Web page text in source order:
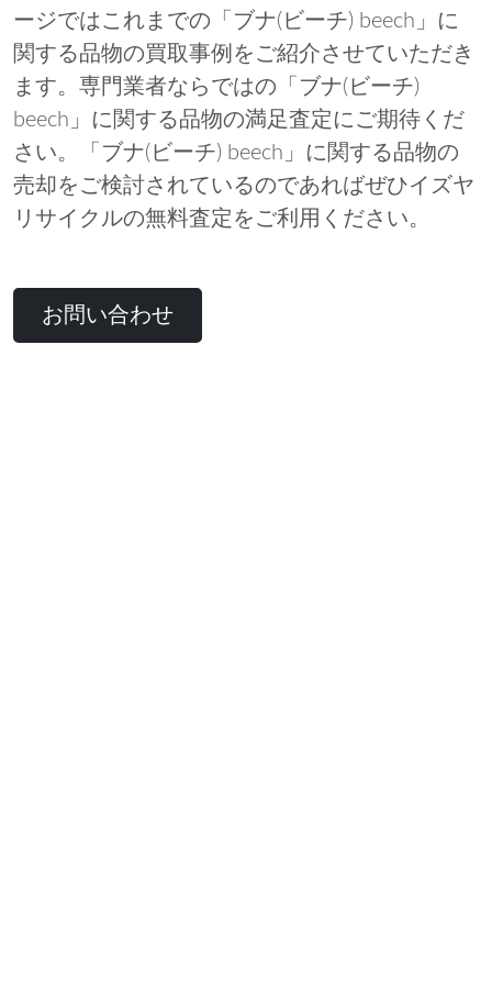
ージではこれまでの「ブナ(ビーチ) beech」に
関する品物の買取事例をご紹介させていただき
ます。専門業者ならではの「ブナ(ビーチ)
beech」に関する品物の満足査定にご期待くだ
さい。「ブナ(ビーチ) beech」に関する品物の
売却をご検討されているのであればぜひイズヤ
リサイクルの無料査定をご利用ください。
お問い合わせ